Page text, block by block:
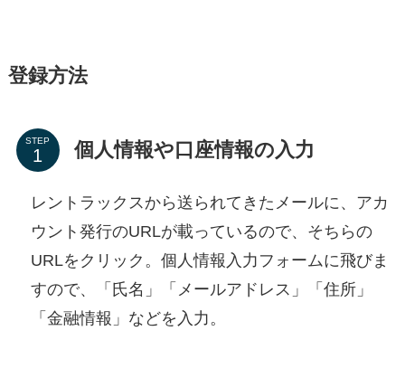
登録方法
STEP 個人情報や口座情報の入力
レントラックスから送られてきたメールに、アカ
ウント発行のURLが載っているので、そちらの
URLをクリック。個人情報入力フォームに飛びま
すので、「氏名」「メールアドレス」「住所」
「金融情報」などを入力。